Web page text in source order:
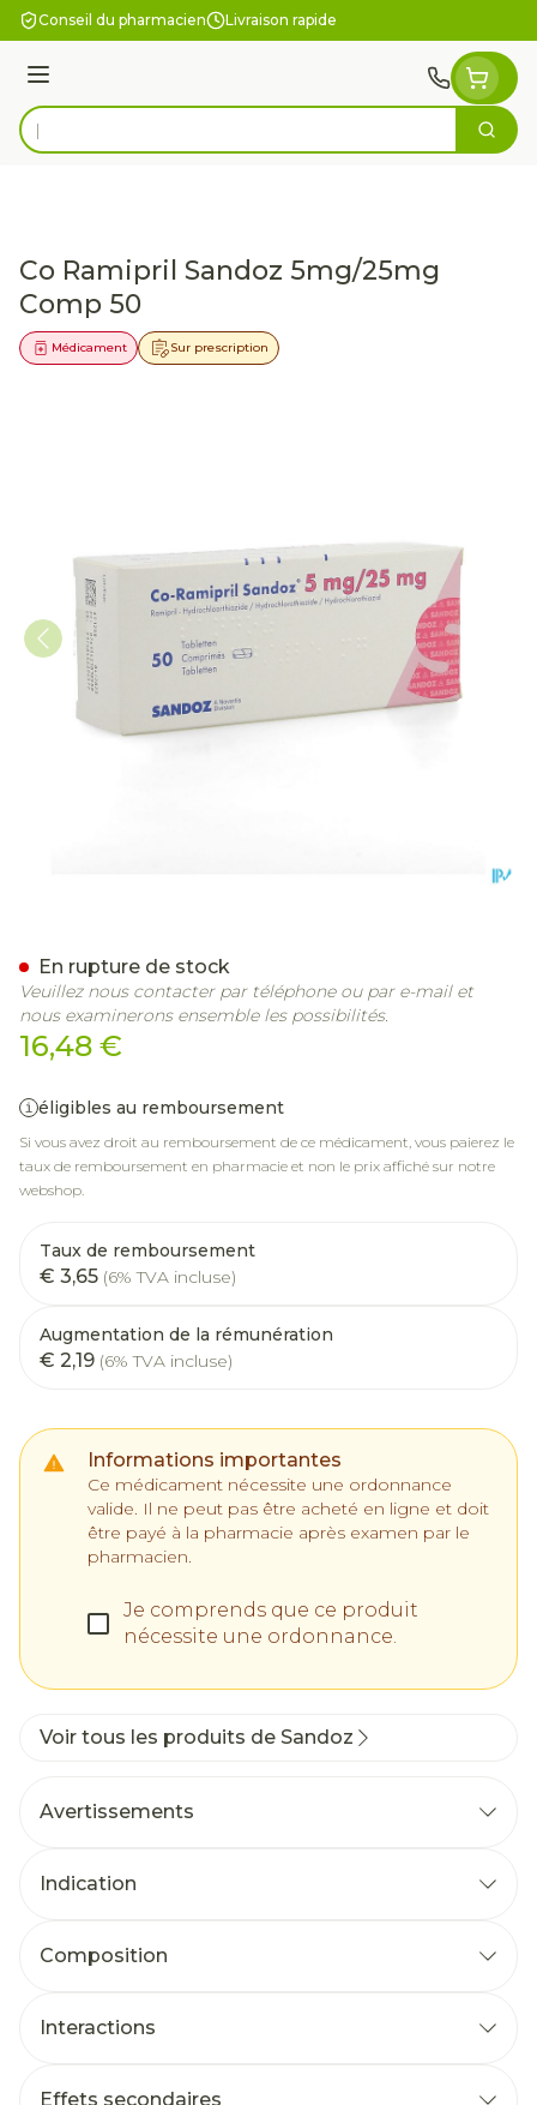
Aller au contenu
Conseil du pharmacien Livraison rapide
Menu
Rechercher
Co Ramipril Sandoz 5mg/25mg
Comp 50
Sur prescription
Médicament
16,48 €
éligibles au remboursement
Si vous avez droit au remboursement de ce médicament, vous paierez le
taux de remboursement en pharmacie et non le prix affiché sur notre
webshop.
Taux de remboursement
€ 3,65 (6% TVA incluse)
Augmentation de la rémunération
€ 2,19 (6% TVA incluse)
Informations importantes
Ce médicament nécessite une ordonnance
valide. Il ne peut pas être acheté en ligne et doit
être payé à la pharmacie après examen par le
pharmacien.
Je comprends que ce produit
nécessite une ordonnance.
En rupture de stock
Veuillez nous contacter par téléphone ou par e-mail et
nous examinerons ensemble les possibilités.
Voir tous les produits de Sandoz
Avertissements
Indication
Composition
Interactions
Effets secondaires